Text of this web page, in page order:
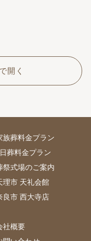
開く
族葬料金プラン
葬料金プラン
祭式場のご案内
理市 天礼会館
良市 西大寺店
社概要